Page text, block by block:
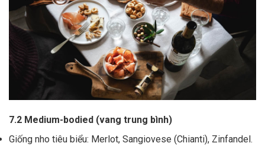
7.2 Medium-bodied (vang trung bình)
Giống nho tiêu biểu: Merlot, Sangiovese (Chianti), Zinfandel.